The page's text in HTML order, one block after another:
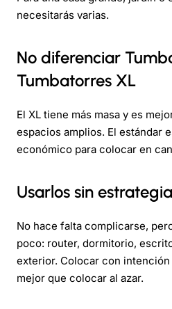
necesitarás varias.
No diferenciar
Tumbatorres XL
El XL tiene más masa y es
espacios amplios. El estándar
económico para colocar en
Usarlos sin estrategia
No hace falta complicarse,
poco: router, dormitorio,
exterior. Colocar con
mejor que colocar al azar.